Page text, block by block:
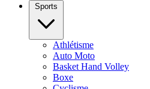
Sports
Athlétisme
Auto Moto
Basket Hand Volley
Boxe